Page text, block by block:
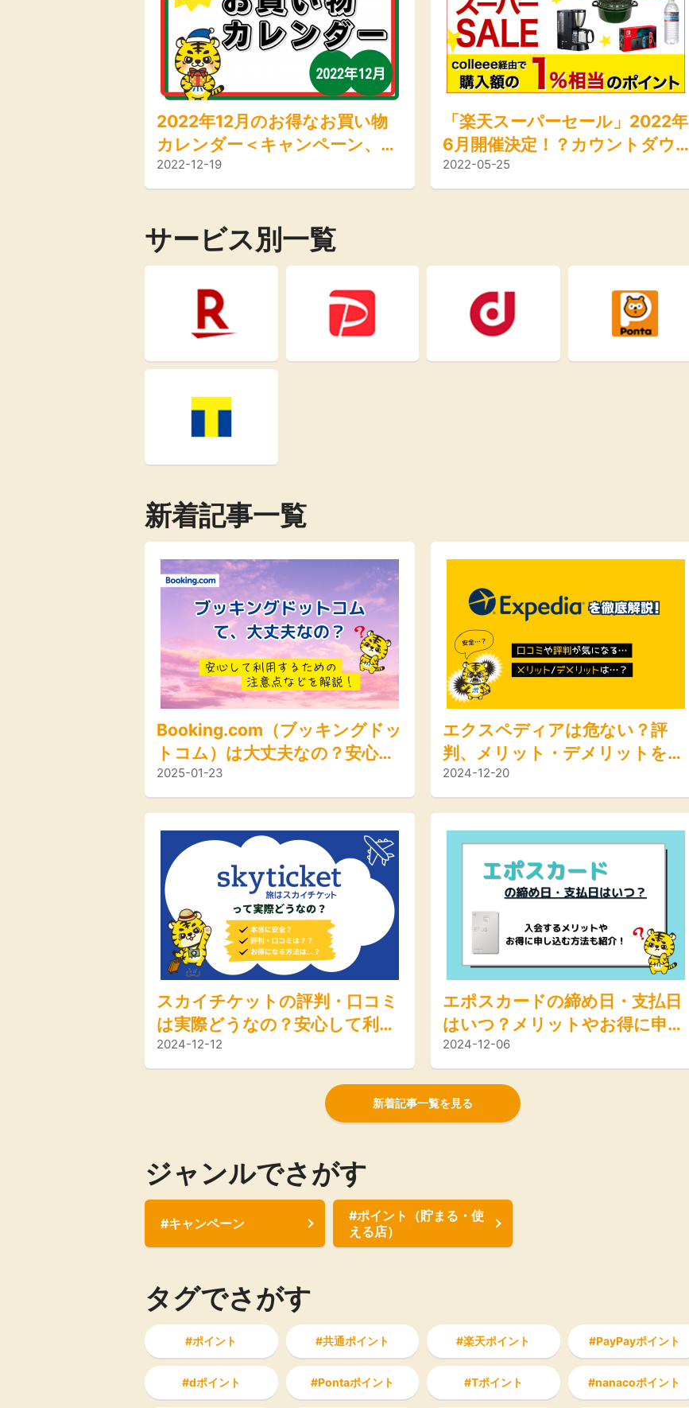
2022年12月のお得なお買い物
カレンダー＜キャンペーン、イ
ベント、セール情報＞
2022-12-19
「楽天スーパーセール」2022年
6月開催決定！？カウントダウ
ン始まる
2022-05-25
サービス別一覧
新着記事一覧
Booking.com（ブッキングドッ
トコム）は大丈夫なの？安心し
て利用するための注意点などを
解説！
2025-01-23
エクスペディアは危ない？評
判、メリット・デメリットを徹
底解説
2024-12-20
スカイチケットの評判・口コミ
は実際どうなの？安心して利用
するためのポイントやお得な方
法をご紹介！
2024-12-12
エポスカードの締め日・支払日
はいつ？メリットやお得に申し
込む方法も紹介！
2024-12-06
新着記事一覧を見る
ジャンルでさがす
#キャンペーン
#ポイント（貯まる・使
える店）
タグでさがす
ポイント 共通ポイント 楽天ポイント PayPayポイント
dポイント Pontaポイント Tポイント nanacoポイント